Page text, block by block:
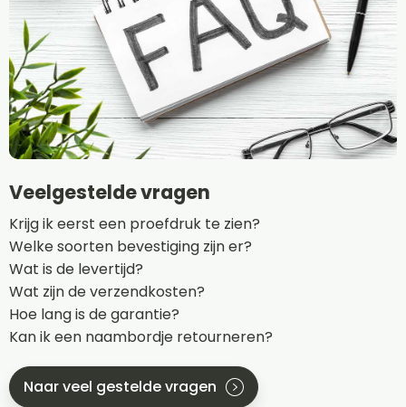
Veelgestelde vragen
Krijg ik eerst een proefdruk te zien?
Welke soorten bevestiging zijn er?
Wat is de levertijd?
Wat zijn de verzendkosten?
Hoe lang is de garantie?
Kan ik een naambordje retourneren?
Naar veel gestelde vragen